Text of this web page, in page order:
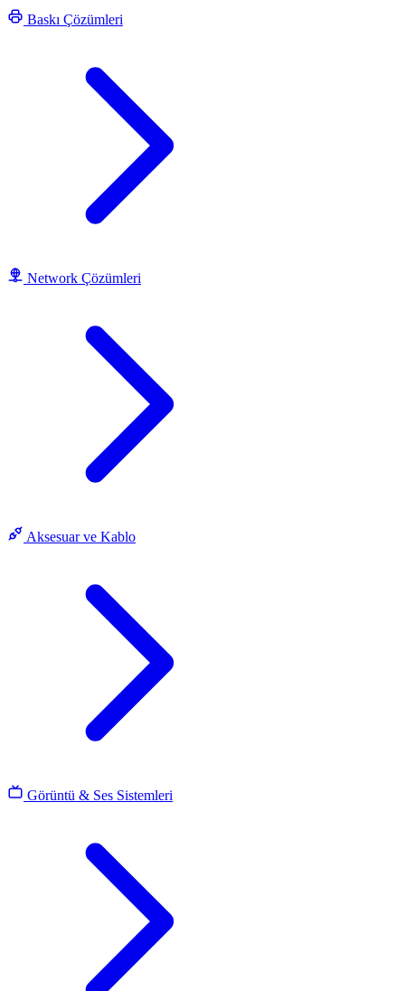
Baskı Çözümleri
Network Çözümleri
Aksesuar ve Kablo
Görüntü & Ses Sistemleri